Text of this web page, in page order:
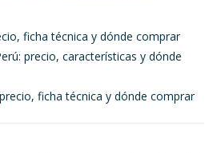
ficha técnica y dónde comprar
precio, características y dónde
ficha técnica y dónde comprar